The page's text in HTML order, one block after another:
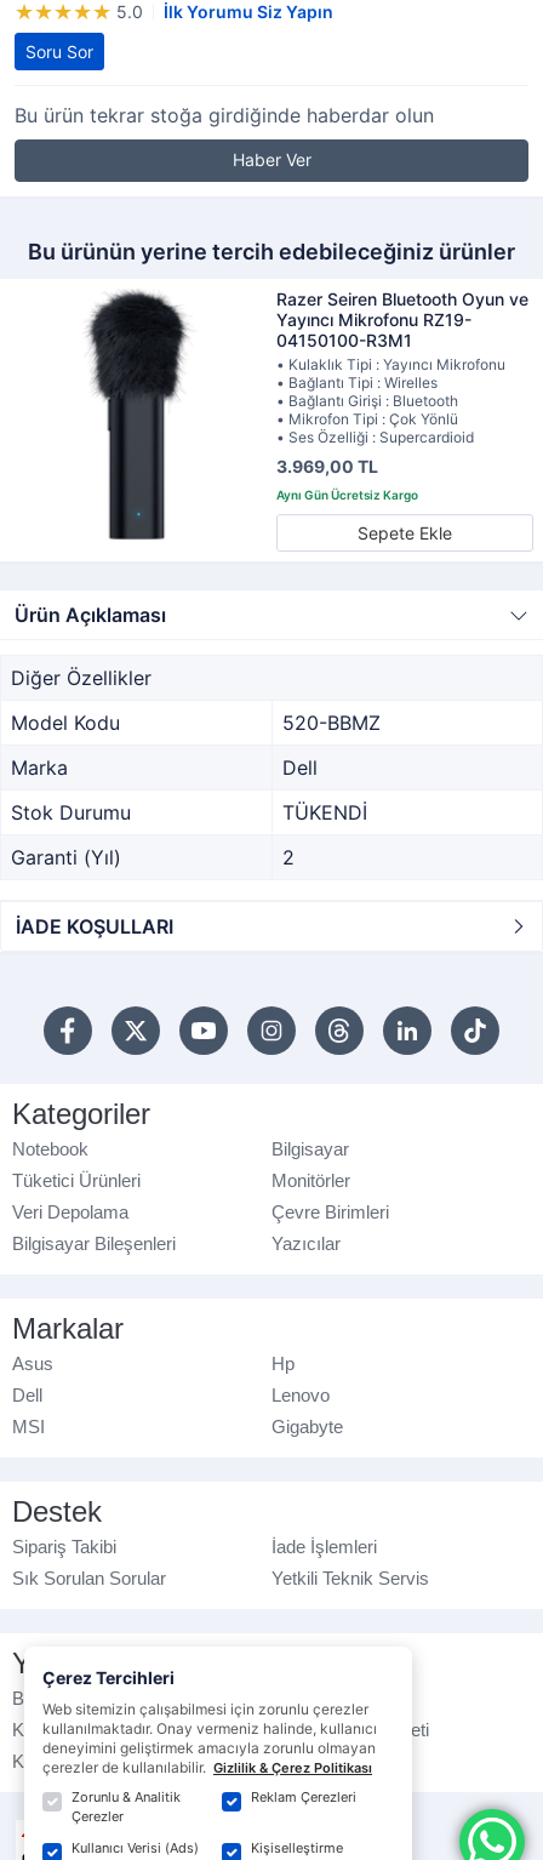
5.0
İlk Yorumu Siz Yapın
Soru Sor
Bu ürün tekrar stoğa girdiğinde haberdar olun
Haber Ver
Bu ürünün yerine tercih edebileceğiniz ürünler
Razer Seiren Bluetooth Oyun ve
Yayıncı Mikrofonu RZ19-
04150100-R3M1
• Kulaklık Tipi : Yayıncı Mikrofonu
• Bağlantı Tipi : Wirelles
• Bağlantı Girişi : Bluetooth
• Mikrofon Tipi : Çok Yönlü
• Ses Özelliği : Supercardioid
3.969,00 TL
Sepete Ekle
Ürün Açıklaması
Diğer Özellikler
Model Kodu
520-BBMZ
Marka
Dell
Stok Durumu
TÜKENDİ
Garanti (Yıl)
2
İADE KOŞULLARI
Kategoriler
Notebook
Bilgisayar
Tüketici Ürünleri
Monitörler
Veri Depolama
Çevre Birimleri
Bilgisayar Bileşenleri
Yazıcılar
Markalar
Asus
Hp
Dell
Lenovo
MSI
Gigabyte
Destek
Sipariş Takibi
İade İşlemleri
Sık Sorulan Sorular
Yetkili Teknik Servis
Yasal Bilgilendirme
Banka Hesap No
Kullanım Koşulları
Ticari Elektronik İleti
K.V.K.K. Politikası
Veri Gizliliği
Çerez Tercihleri
Web sitemizin çalışabilmesi için zorunlu çerezler
kullanılmaktadır. Onay vermeniz halinde, kullanıcı
deneyimini geliştirmek amacıyla zorunlu olmayan
çerezler de kullanılabilir. Gizlilik & Çerez Politikası
Zorunlu & Analitik
Çerezler
Reklam Çerezleri
Kullanıcı Verisi (Ads) Kişiselleştirme